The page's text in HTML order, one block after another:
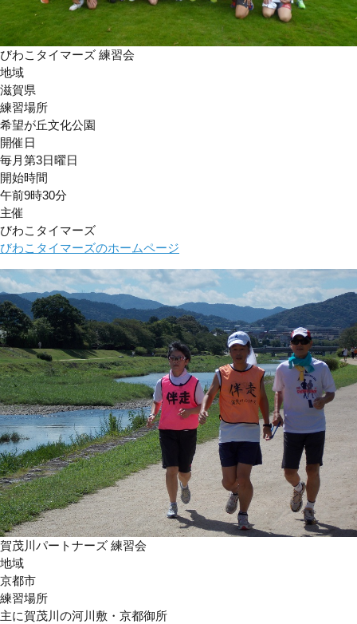
びわこタイマーズ 練習会
地域
滋賀県
練習場所
希望が丘文化公園
開催日
毎月第3日曜日
開始時間
午前9時30分
主催
びわこタイマーズ
びわこタイマーズのホームページ
賀茂川パートナーズ 練習会
地域
京都市
練習場所
主に賀茂川の河川敷・京都御所